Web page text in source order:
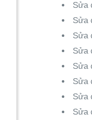
Sửa
Sửa
Sửa
Sửa
Sửa
Sửa
Sửa
Sửa